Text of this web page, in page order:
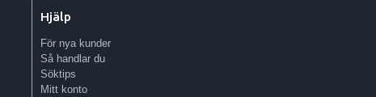
Hjälp
För nya kunder
Så handlar du
Söktips
Mitt konto